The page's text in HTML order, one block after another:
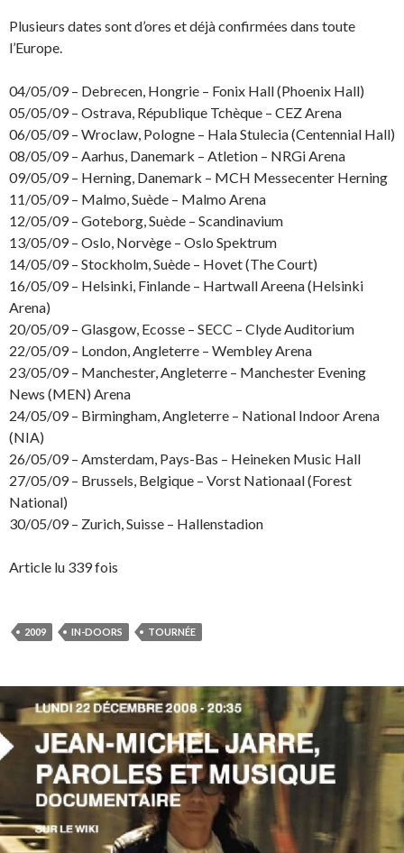
Plusieurs dates sont d’ores et déjà confirmées dans toute
l’Europe.
04/05/09 – Debrecen, Hongrie – Fonix Hall (Phoenix Hall)
05/05/09 – Ostrava, République Tchèque – CEZ Arena
06/05/09 – Wroclaw, Pologne – Hala Stulecia (Centennial Hall)
08/05/09 – Aarhus, Danemark – Atletion – NRGi Arena
09/05/09 – Herning, Danemark – MCH Messecenter Herning
11/05/09 – Malmo, Suède – Malmo Arena
12/05/09 – Goteborg, Suède – Scandinavium
13/05/09 – Oslo, Norvège – Oslo Spektrum
14/05/09 – Stockholm, Suède – Hovet (The Court)
16/05/09 – Helsinki, Finlande – Hartwall Areena (Helsinki
Arena)
20/05/09 – Glasgow, Ecosse – SECC – Clyde Auditorium
22/05/09 – London, Angleterre – Wembley Arena
23/05/09 – Manchester, Angleterre – Manchester Evening
News (MEN) Arena
24/05/09 – Birmingham, Angleterre – National Indoor Arena
(NIA)
26/05/09 – Amsterdam, Pays-Bas – Heineken Music Hall
27/05/09 – Brussels, Belgique – Vorst Nationaal (Forest
National)
30/05/09 – Zurich, Suisse – Hallenstadion
Article lu 339 fois
2009 IN-DOORS TOURNÉE